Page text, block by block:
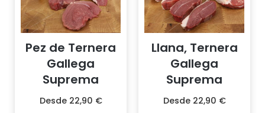
Pez de Ternera
Gallega
Suprema
Desde 22,90 €
Llana, Ternera
Gallega
Suprema
Desde 22,90 €